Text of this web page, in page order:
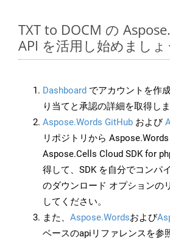
TXT to DOCM の
API を活用し始めましょ
Dashboard でアカウントを作
り当てと承認の詳細を取得し
Aspose.Words GitHub および
リポジトリから
Aspose.Cells Cloud SDK for
得して、SDK を自分でコンパ
のダウンロード オプションの
してください。
また、 Aspose.Wordsおよび
ベースのapiリファレンスを参